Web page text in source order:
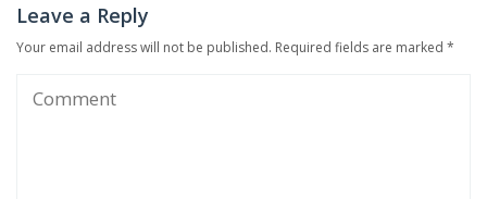
Leave a Reply
Your email address will not be published. Required fields are marked *